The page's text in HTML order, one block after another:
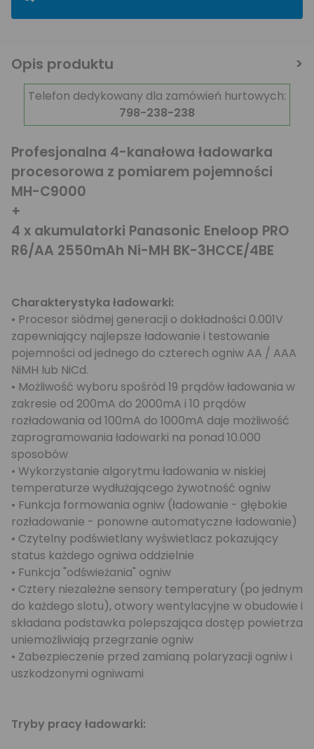
Opis produktu
Telefon dedykowany dla zamówień hurtowych:
798-238-238
Profesjonalna 4-kanałowa ładowarka
procesorowa z pomiarem pojemności
MH-C9000
+
4 x akumulatorki Panasonic Eneloop PRO
R6/AA 2550mAh Ni-MH BK-3HCCE/4BE
Charakterystyka ładowarki:
• Procesor siódmej generacji o dokładności 0.001V
zapewniający najlepsze ładowanie i testowanie
pojemności od jednego do czterech ogniw AA / AAA
NiMH lub NiCd.
• Możliwość wyboru spośród 19 prądów ładowania w
zakresie od 200mA do 2000mA i 10 prądów
rozładowania od 100mA do 1000mA daje możliwość
zaprogramowania ładowarki na ponad 10.000
sposobów
• Wykorzystanie algorytmu ładowania w niskiej
temperaturze wydłużającego żywotność ogniw
• Funkcja formowania ogniw (ładowanie - głębokie
rozładowanie - ponowne automatyczne ładowanie)
• Czytelny podświetlany wyświetlacz pokazujący
status każdego ogniwa oddzielnie
• Funkcja "odświeżania" ogniw
• Cztery niezależne sensory temperatury (po jednym
do każdego slotu), otwory wentylacyjne w obudowie i
składana podstawka polepszająca dostęp powietrza
uniemożliwiają przegrzanie ogniw
• Zabezpieczenie przed zamianą polaryzacji ogniw i
uszkodzonymi ogniwami
Tryby pracy ładowarki: